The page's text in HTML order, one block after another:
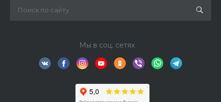
Мы в соц. сетях